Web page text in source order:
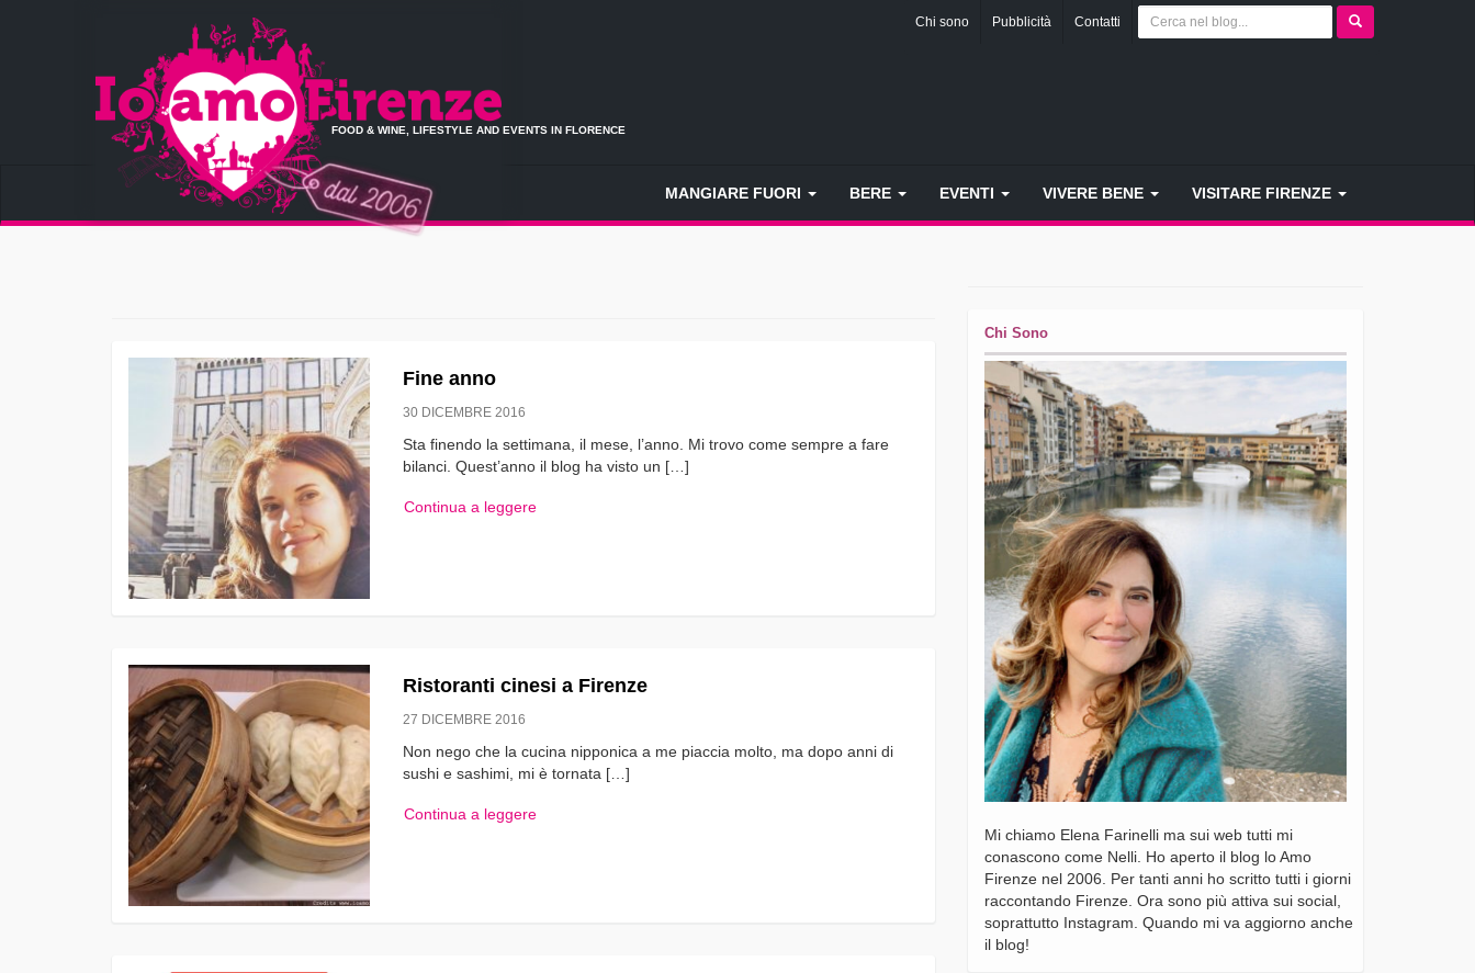
Chi sono Pubblicità Contatti
FOOD & WINE, LIFESTYLE AND EVENTS IN FLORENCE
MANGIARE FUORI BERE EVENTI VIVERE BENE VISITARE FIRENZE
Fine anno
30 DICEMBRE 2016
Sta finendo la settimana, il mese, l’anno. Mi trovo come sempre a fare
bilanci. Quest’anno il blog ha visto un […]
Continua a leggere
Ristoranti cinesi a Firenze
27 DICEMBRE 2016
Non nego che la cucina nipponica a me piaccia molto, ma dopo anni di
sushi e sashimi, mi è tornata […]
Continua a leggere
Chi Sono
Mi chiamo Elena Farinelli ma sui web tutti mi
conascono come Nelli. Ho aperto il blog lo Amo
Firenze nel 2006. Per tanti anni ho scritto tutti i giorni
raccontando Firenze. Ora sono più attiva sui social,
soprattutto Instagram. Quando mi va aggiorno anche
il blog!